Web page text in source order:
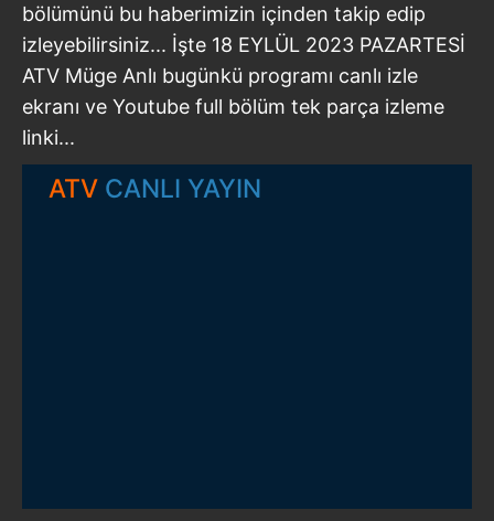
bölümünü bu haberimizin içinden takip edip
izleyebilirsiniz... İşte 18 EYLÜL 2023 PAZARTESİ
ATV Müge Anlı bugünkü programı canlı izle
ekranı ve Youtube full bölüm tek parça izleme
linki...
ATV CANLI YAYIN